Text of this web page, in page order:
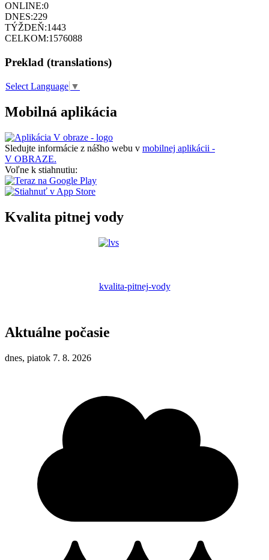
ONLINE:0
DNES:229
TÝŽDEŇ:1443
CELKOM:1576088
Preklad (translations)
Select Language ▼
Mobilná aplikácia
Sledujte informácie z nášho webu v mobilnej aplikácii -
V OBRAZE.
Voľne k stiahnutiu:
Kvalita pitnej vody
kvalita-pitnej-vody
Aktuálne počasie
dnes, piatok 7. 8. 2026